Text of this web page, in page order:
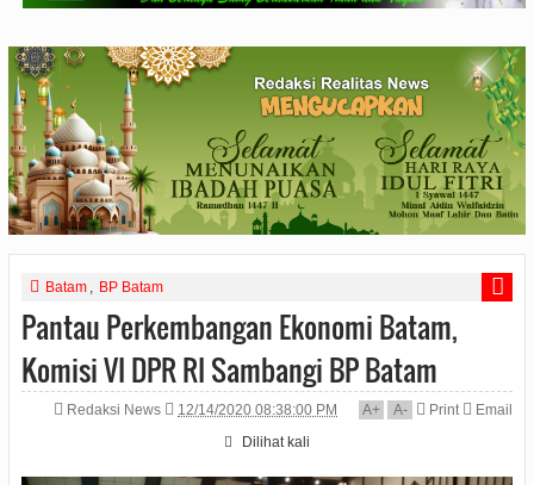
Batam BP Batam
Pantau Perkembangan Ekonomi Batam,
Komisi VI DPR RI Sambangi BP Batam
Redaksi News 12/14/2020 08:38:00 PM A+ A- Print
Email
Dilihat kali